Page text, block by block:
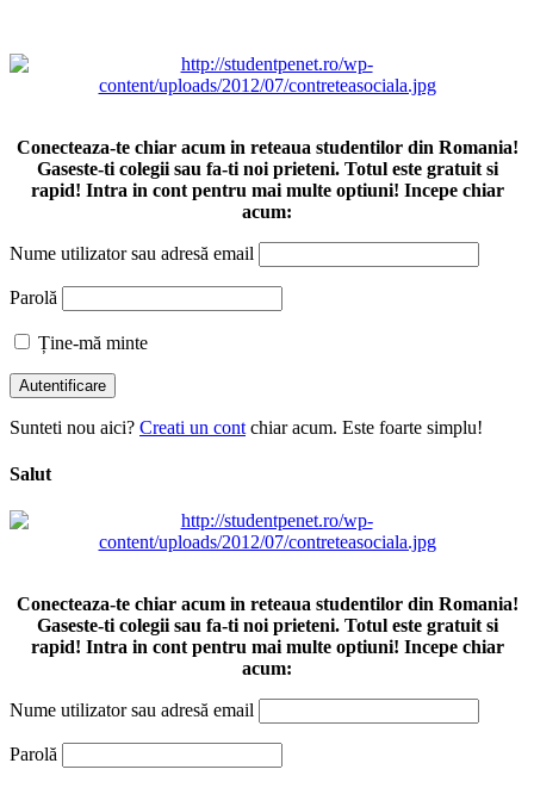
Conecteaza-te chiar acum in reteaua studentilor din Romania!
Gaseste-ti colegii sau fa-ti noi prieteni. Totul este gratuit si
rapid! Intra in cont pentru mai multe optiuni! Incepe chiar
acum:
Nume utilizator sau adresă email
Parolă
Ține-mă minte
Sunteti nou aici? Creati un cont chiar acum. Este foarte simplu!
Salut
Conecteaza-te chiar acum in reteaua studentilor din Romania!
Gaseste-ti colegii sau fa-ti noi prieteni. Totul este gratuit si
rapid! Intra in cont pentru mai multe optiuni! Incepe chiar
acum:
Nume utilizator sau adresă email
Parolă